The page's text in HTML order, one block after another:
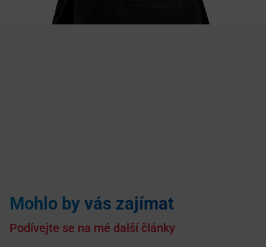
Mohlo by vás zajímat
Podívejte se na mé další články